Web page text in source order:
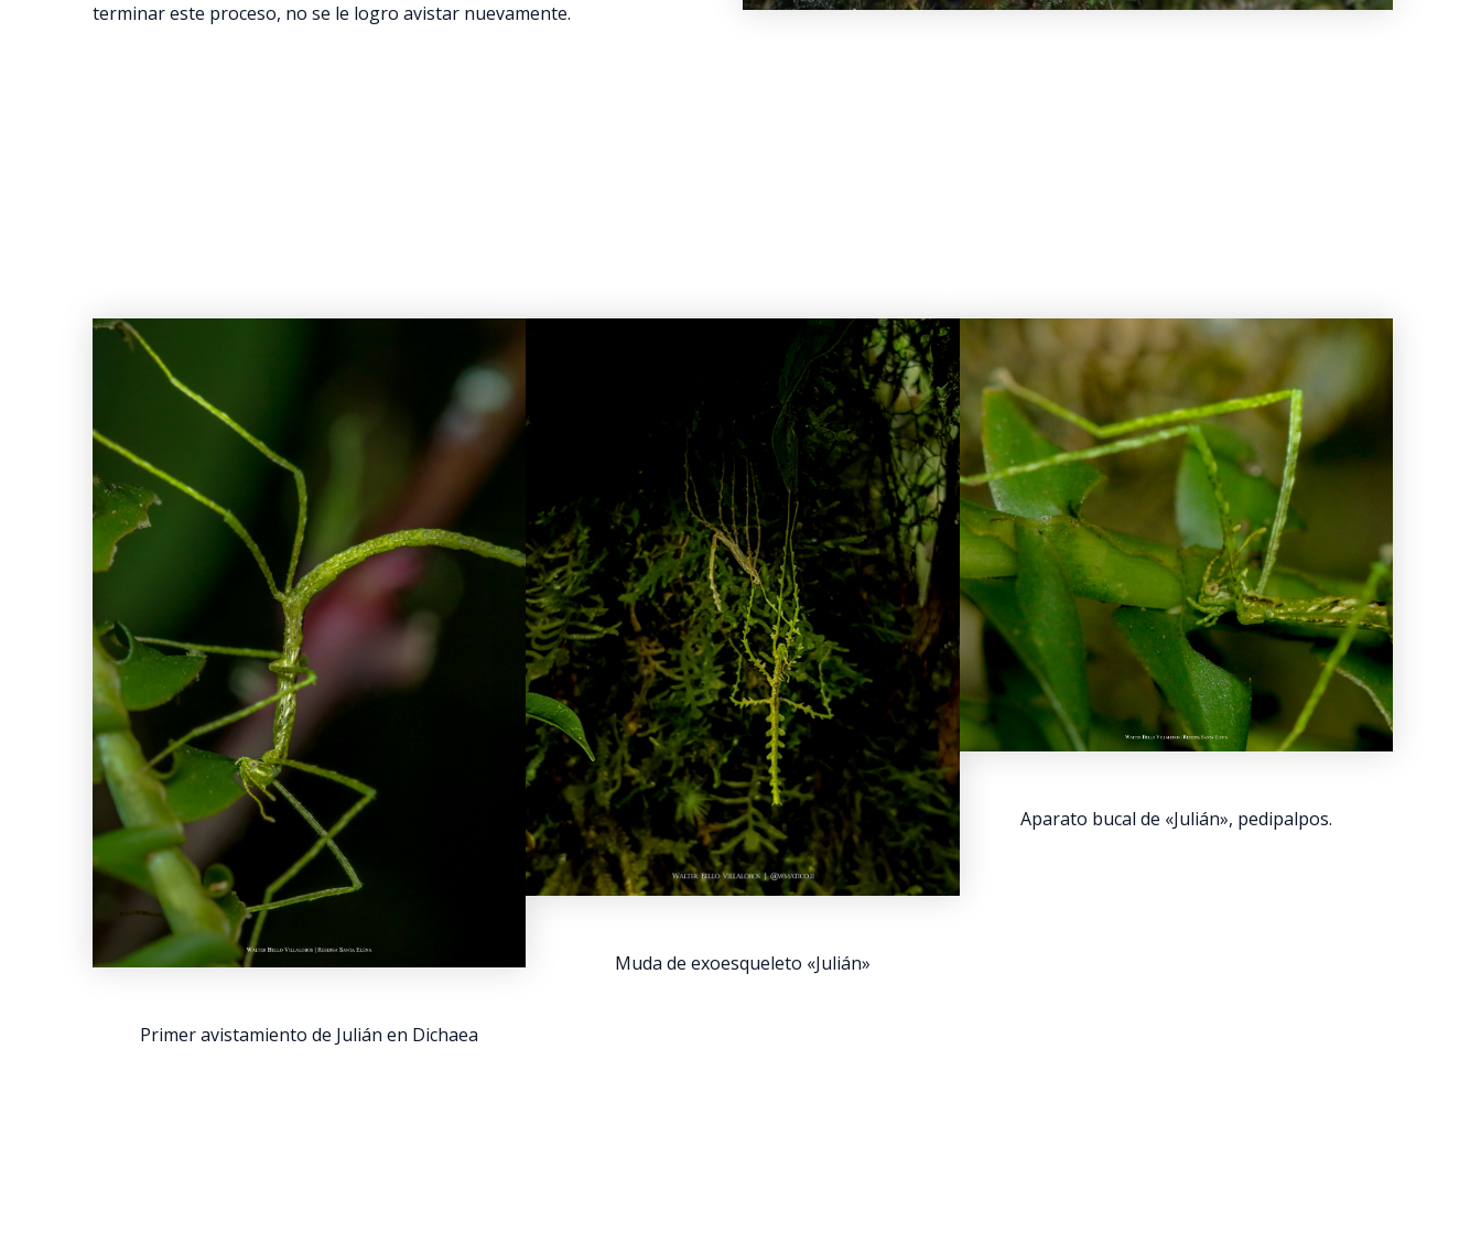
terminar este proceso, no se le logro avistar nuevamente.
Primer avistamiento de Julián en Dichaea
Muda de exoesqueleto «Julián»
Aparato bucal de «Julián», pedipalpos.